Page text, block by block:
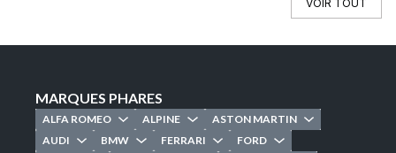
VOIR TOUT
MARQUES PHARES
ALFA ROMEO ALPINE
ASTON MARTIN
AUDI
BMW FERRARI
FORD